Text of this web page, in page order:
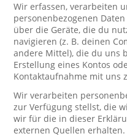
Wir erfassen, verarbeiten
personenbezogenen
über die Geräte, die du
navigieren (z. B. deinen
andere Mittel), die du uns
Erstellung eines Kontos
Kontaktaufnahme mit uns
Wir verarbeiten
zur Verfügung stellst, die
wir für die in dieser
externen Quellen erhalten.